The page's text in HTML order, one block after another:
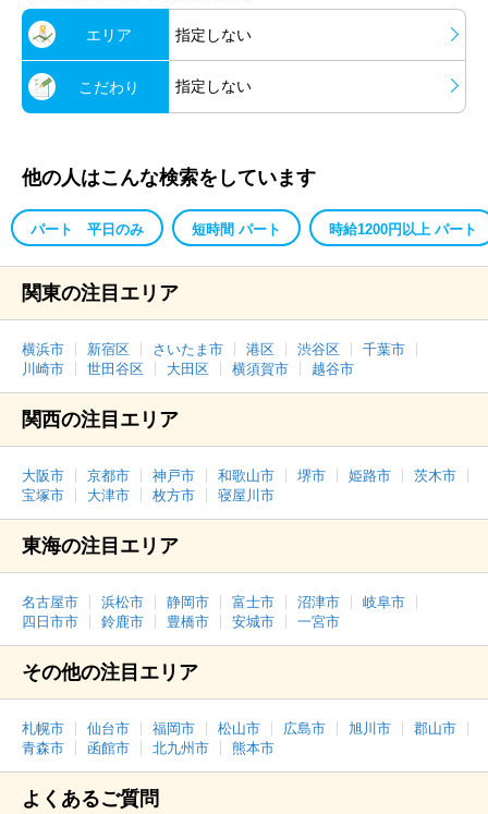
エリア 指定しない
こだわり 指定しない
他の人はこんな検索をしています
パート 平日のみ 短時間 パート 時給1200円以上 パート
関東の注目エリア
横浜市 新宿区 さいたま市 港区 渋谷区
千葉市
川崎市
世田谷区 大田区 横須賀市 越谷市
関西の注目エリア
大阪市 京都市 神戸市 和歌山市 堺市 姫路市
茨木市
宝塚市
大津市 枚方市 寝屋川市
東海の注目エリア
名古屋市 浜松市 静岡市 富士市 沼津市
岐阜市
四日市市
鈴鹿市 豊橋市 安城市 一宮市
その他の注目エリア
札幌市 仙台市 福岡市 松山市 広島市 旭川市
郡山市
青森市
函館市 北九州市 熊本市
よくあるご質問